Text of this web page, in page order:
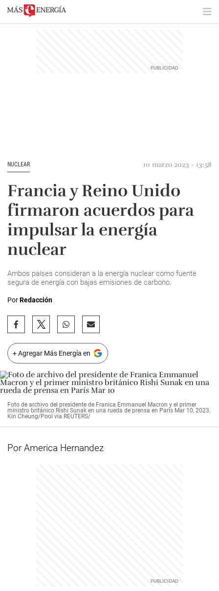
NUCLEAR 10 marzo 2023 - 13:58
Francia y Reino Unido
firmaron acuerdos para
impulsar la energía
nuclear
Ambos países consideran a la energía nuclear como fuente
segura de energía con bajas emisiones de carbono.
PorRedacción
+ Agregar Más Energía en
Foto de archivo del presidente de Franica Emmanuel Macron y el primer
ministro británico Rishi Sunak en una rueda de prensa en París Mar 10, 2023.
Kin Cheung/Pool via REUTERS/
Por America Hernandez